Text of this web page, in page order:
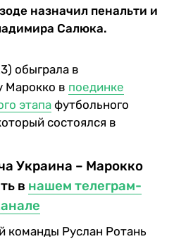
назначил пенальти и
Салюка.
обыграла в
Марокко в поединке
этапа футбольного
состоялся в
Украина – Марокко
в нашем телеграм-
команды Руслан Ротань